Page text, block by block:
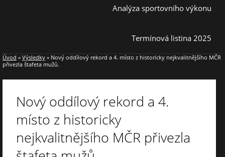
Analýza sportovního výkonu
Termínová listina 2025
Úvod » Výsledky » Nový oddílový rekord a 4. místo z historicky nejkvalitnějšího MČR
přivezla štafeta mužů.
Nový oddílový rekord a 4.
místo z historicky
nejkvalitnějšího MČR přivezla